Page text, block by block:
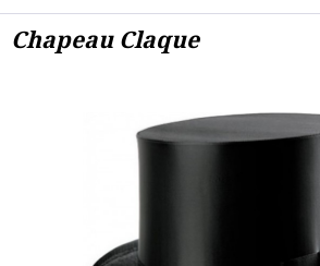
Chapeau Claque